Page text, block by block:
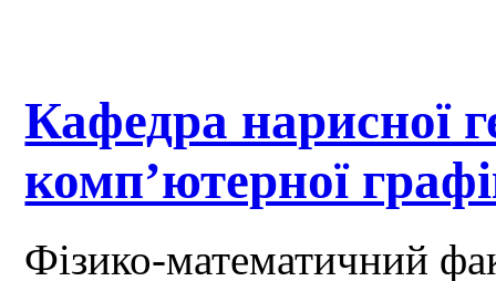
Кафедра нарисної
комп’ютерної
Фізико-математичний